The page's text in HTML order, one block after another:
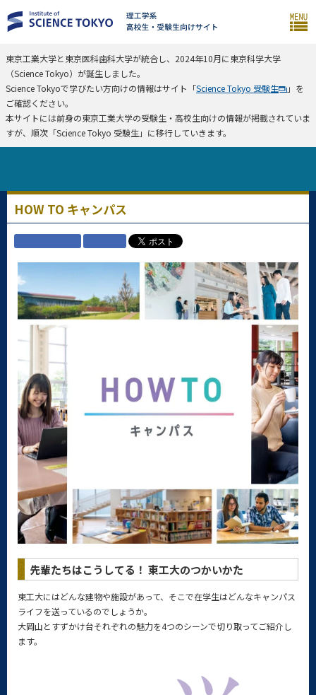
東京工業大学と東京医科歯科大学が統合し、2024年10月に東京科学大学
（Science Tokyo）が誕生しました。
Science Tokyoで学びたい方向けの情報はサイト「Science Tokyo 受験生
」を
ご確認ください。
本サイトには前身の東京工業大学の受験生・高校生向けの情報が掲載されていま
すが、順次「Science Tokyo 受験生」に移行していきます。
HOW TO キャンパス
先輩たちはこうしてる！ 東工大のつかいかた
東工大にはどんな建物や施設があって、そこで在学生はどんなキャンパス
ライフを送っているのでしょうか。
大岡山とすずかけ台それぞれの魅力を4つのシーンで切り取ってご紹介し
ます。